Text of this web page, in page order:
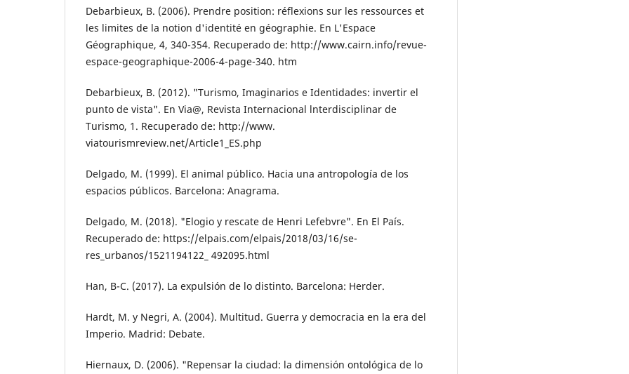
Debarbieux, B. (2006). Prendre position: ré­flexions sur les ressources et
les limites de la notion d'identité en géographie. En L'Espace
Géographique, 4, 340-354. Recuperado de: http://www.cairn.info/revue­
espace-geographique-2006-4-page-340. htm
Debarbieux, B. (2012). "Turismo, Imaginarios e Identidades: invertir el
punto de vista". En Via@, Revista Internacional lnterdisciplinar de
Turismo, 1. Recuperado de: http://www.
viatourismreview.net/Article1_ES.php
Delgado, M. (1999). El animal público. Hacia una antropología de los
espacios públi­cos. Barcelona: Anagrama.
Delgado, M. (2018). "Elogio y rescate de Hen­ri Lefebvre". En El País.
Recuperado de: https://elpais.com/elpais/2018/03/16/se­
res_urbanos/1521194122_ 492095.html
Han, B-C. (2017). La expulsión de lo distinto. Barcelona: Herder.
Hardt, M. y Negri, A. (2004). Multitud. Guerra y democracia en la era del
Imperio. Ma­drid: Debate.
Hiernaux, D. (2006). "Repensar la ciudad: la dimensión ontológica de lo